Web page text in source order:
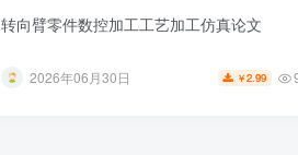
转向臂零件数控加工工艺加工仿真论文
2026年06月30日 ￥2.99